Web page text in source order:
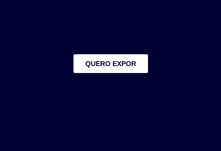
QUERO EXPOR